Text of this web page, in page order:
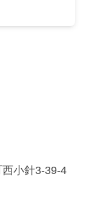
小針3-39-4